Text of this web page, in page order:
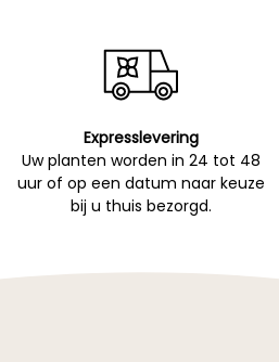
Expresslevering
Uw planten worden in 24 tot 48
uur of op een datum naar keuze
bij u thuis bezorgd.